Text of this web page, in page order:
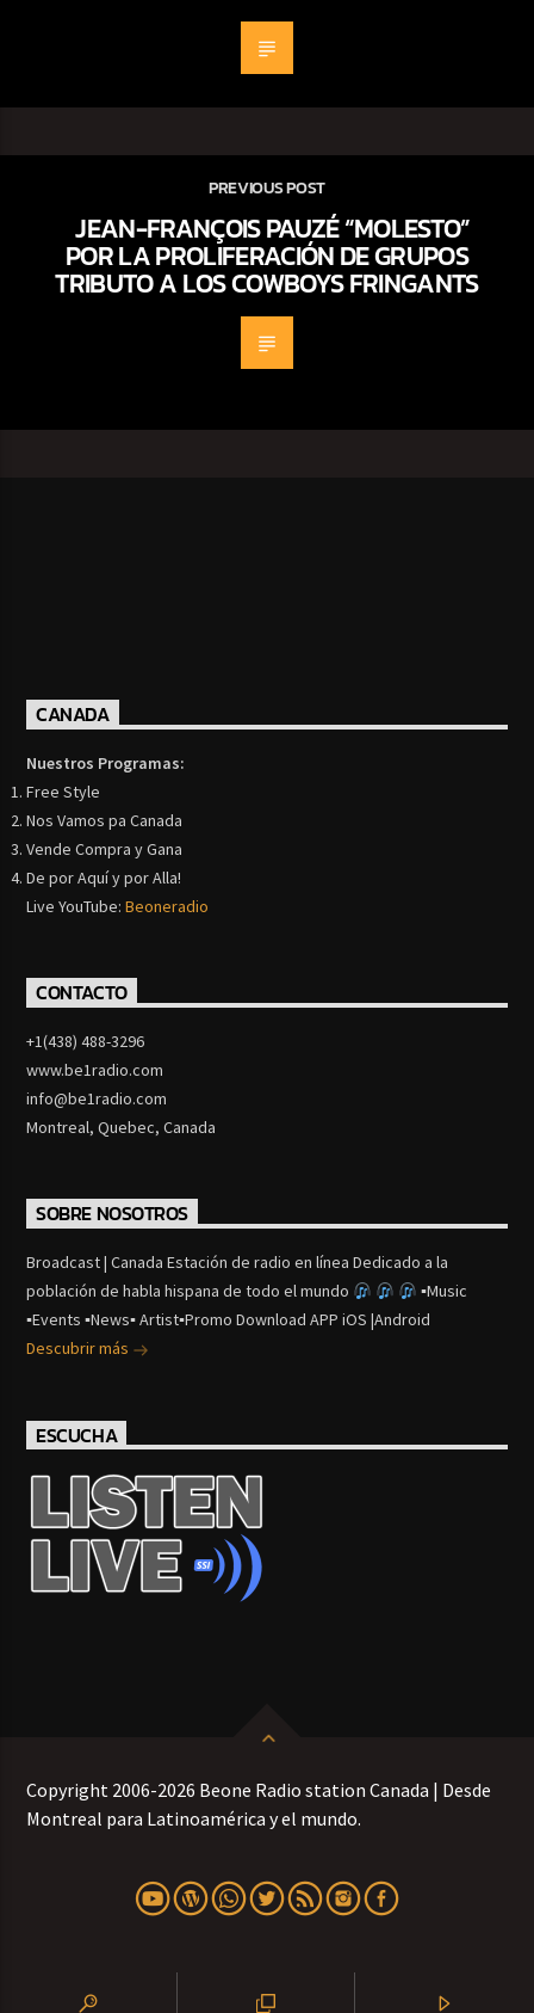
PREVIOUS POST
JEAN-FRANÇOIS PAUZÉ “MOLESTO”
POR LA PROLIFERACIÓN DE GRUPOS
TRIBUTO A LOS COWBOYS FRINGANTS
CANADA
Nuestros Programas:
Free Style
Nos Vamos pa Canada
Vende Compra y Gana
De por Aquí y por Alla!
Live YouTube:Beoneradio
CONTACTO
+1(438) 488-3296
www.be1radio.com
info@be1radio.com
Montreal, Quebec, Canada
SOBRE NOSOTROS
Broadcast | Canada Estación de radio en línea Dedicado a la
población de habla hispana de todo el mundo
▪Music
▪Events ▪News▪ Artist▪Promo Download APP iOS |Android
Descubrir más
ESCUCHA
Copyright 2006-2026 Beone Radio station Canada | Desde
Montreal para Latinoamérica y el mundo.